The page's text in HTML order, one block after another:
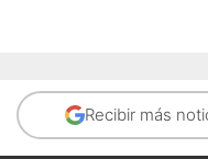
Recibir más